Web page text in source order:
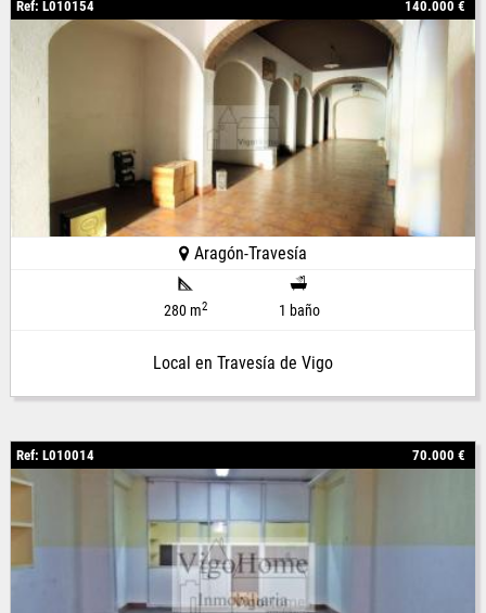
Ref: L010154 140.000 €
Aragón-Travesía
280 m2 1 baño
Local en Travesía de Vigo
Ref: L010014 70.000 €